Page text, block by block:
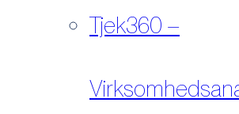
Tjek360 –